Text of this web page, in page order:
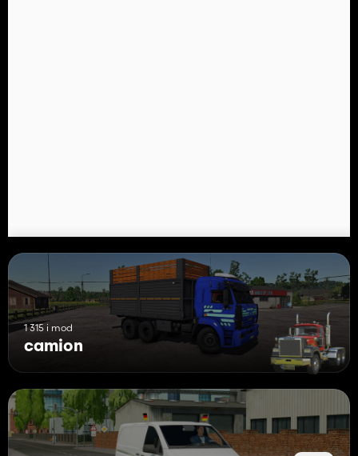
1 315 i mod
camion